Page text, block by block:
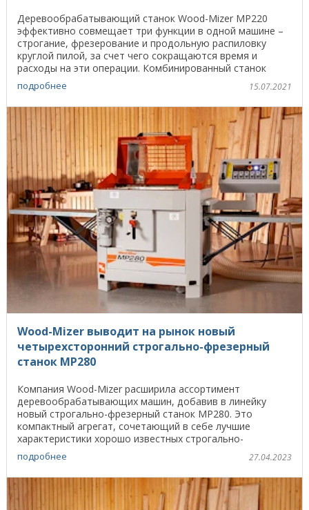
Деревообрабатывающий станок Wood-Mizer MP220
эффективно совмещает три функции в одной машине –
строгание, фрезерование и продольную распиловку
круглой пилой, за счет чего сокращаются время и
расходы на эти операции. Комбинированный станок
MP220 ...
подробнее 15.07.2021
Wood-Mizer выводит на рынок новый
четырехсторонний строгально-фрезерный
станок MP280
Компания Wood-Mizer расширила ассортимент
деревообрабатывающих машин, добавив в линейку
новый строгально-фрезерный станок MP280. Это
компактный агрегат, сочетающий в себе лучшие
характеристики хорошо известных строгально-
фрезерных станков MP360 и ...
подробнее 27.04.2023